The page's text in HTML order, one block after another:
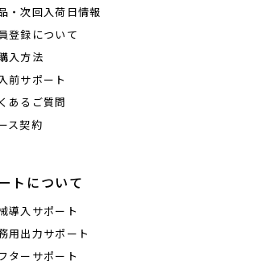
・次回入荷日情報
登録について
入方法
前サポート
あるご質問
ス契約
トについて
導入サポート
用出力サポート
ターサポート